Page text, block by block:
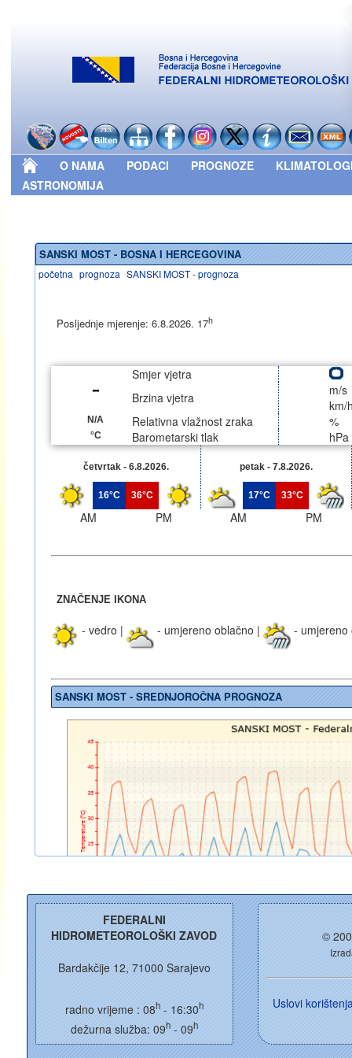
O NAMA PODACI PROGNOZE
ASTRONOMIJA
SANSKI MOST - BOSNA I HERCEGOVINA
početna prognoza SANSKI MOST - prognoza
Posljednje mjerenje: 6.8.2026. 17h
Smjer vjetra
Brzina vjetra
m/s
km/
N/A Relativna vlažnost zraka %
°C Barometarski tlak hPa
četvrtak - 6.8.2026. petak - 7.8.2026.
16°C 36°C 17°C 33°C
AM PM AM PM
ZNAČENJE IKONA
- vedro | - umjereno oblačno | -
SANSKI MOST - SREDNJOROČNA PROGNOZA
FEDERALNI
HIDROMETEOROLOŠKI ZAVOD
Bardakčije 12, 71000 Sarajevo
radno vrijeme : 08h- 16:30h
dežurna služba: 09h- 09h
©
Uslovi